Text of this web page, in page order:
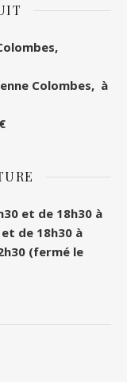
,
Colombes, à
et de 18h30 à
de 18h30 à
(fermé le